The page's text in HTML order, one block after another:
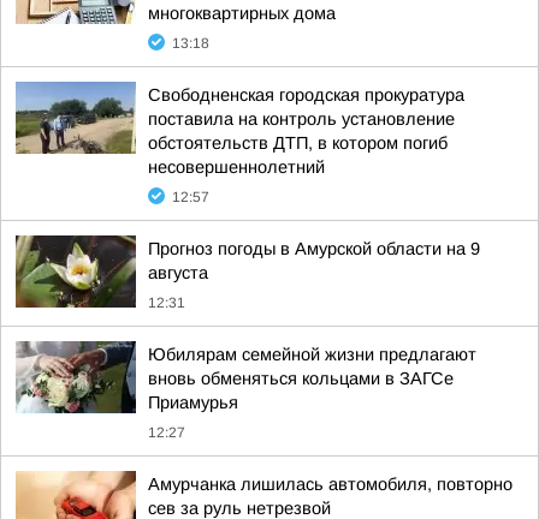
многоквартирных дома
13:18
Свободненская городская прокуратура
поставила на контроль установление
обстоятельств ДТП, в котором погиб
несовершеннолетний
12:57
Прогноз погоды в Амурской области на 9
августа
12:31
Юбилярам семейной жизни предлагают
вновь обменяться кольцами в ЗАГСе
Приамурья
12:27
Амурчанка лишилась автомобиля, повторно
сев за руль нетрезвой